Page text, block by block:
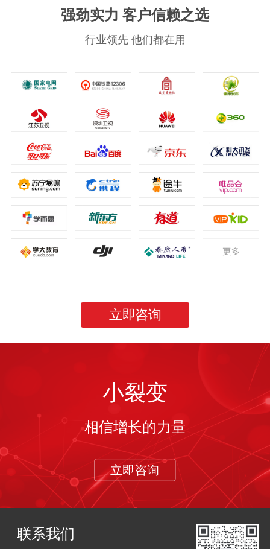
强劲实力 客户信赖之选
行业领先 他们都在用
立即咨询
小裂变
相信增长的力量
立即咨询
联系我们